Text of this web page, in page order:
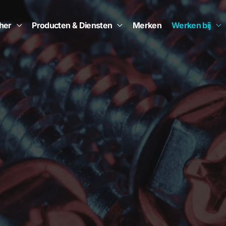
Producten & Diensten Merken Werken bij